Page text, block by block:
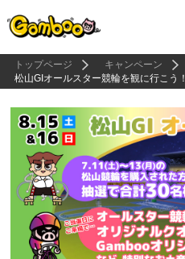
トップページ
キャンペーン
松山GIオールスター競輪を観に行こう！